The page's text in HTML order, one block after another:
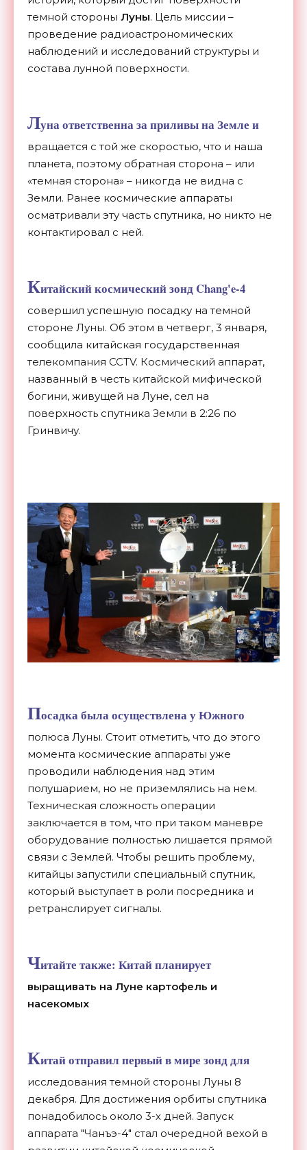
темной стороны Луны. Цель миссии –
проведение радиоастрономических
наблюдений и исследований структуры и
состава лунной поверхности.
Луна ответственна за приливы на Земле и
вращается с той же скоростью, что и наша
планета, поэтому обратная сторона – или
«темная сторона» – никогда не видна с
Земли. Ранее космические аппараты
осматривали эту часть спутника, но никто не
контактировал с ней.
Китайский космический зонд Chang'e-4
совершил успешную посадку на темной
стороне Луны. Об этом в четверг, 3 января,
сообщила китайская государственная
телекомпания CCTV. Космический аппарат,
названный в честь китайской мифической
богини, живущей на Луне, сел на
поверхность спутника Земли в 2:26 по
Гринвичу.
Посадка была осуществлена у Южного
полюса Луны. Стоит отметить, что до этого
момента космические аппараты уже
проводили наблюдения над этим
полушарием, но не приземлялись на нем.
Техническая сложность операции
заключается в том, что при таком маневре
оборудование полностью лишается прямой
связи с Землей. Чтобы решить проблему,
китайцы запустили специальный спутник,
который выступает в роли посредника и
ретранслирует сигналы.
Читайте также: Китай планирует
выращивать на Луне картофель и
насекомых
Китай отправил первый в мире зонд для
исследования темной стороны Луны 8
декабря. Для достижения орбиты спутника
понадобилось около 3-х дней. Запуск
аппарата "Чанъэ-4" стал очередной вехой в